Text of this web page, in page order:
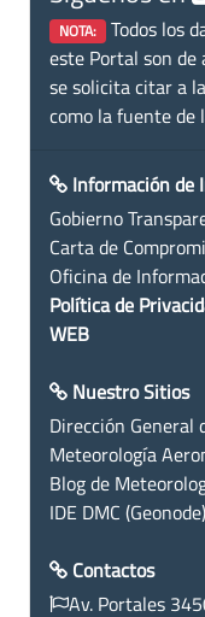
NOTA: Todos los
este Portal son de
se solicita citar a la
como la fuente de
Información de
Gobierno
Carta de
Oficina de
Política de
WEB
Nuestro Sitios
Dirección General
Meteorología
Blog de
IDE DMC (Geonode)
Contactos
Av. Portales